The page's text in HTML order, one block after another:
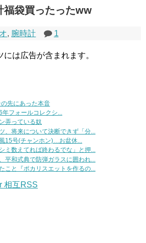
福袋買ったったww
, 腕時計 1
は広告が含まれます。
先にあった本音
フォールコレクシ...
弄っている奴
、将来について決断できず「分...
15号(チャンホン)…お盆休...
ミ数えてれば終わるでな」と押...
平和式典で防弾ガラスに囲われ...
こと『ポカリスエットを作るの...
相互RSS